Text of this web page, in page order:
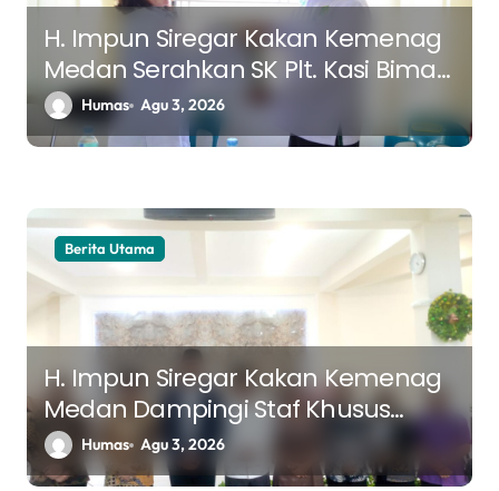
H. Impun Siregar Kakan Kemenag
Medan Serahkan SK Plt. Kasi Bimas
Kristen, Tekankan Keberlanjutan
Program dan Sinergi Pelayanan
Humas Agu 3, 2026
Berita Utama
H. Impun Siregar Kakan Kemenag
Medan Dampingi Staf Khusus
Menteri Agama Kunjungi Chapel
Oikumene USU dan Gereja GPT
Humas Agu 3, 2026